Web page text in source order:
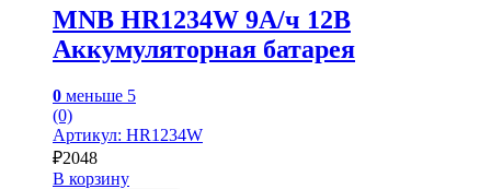
MNB HR1234W 9А/ч 12В
Аккумуляторная батарея
0 меньше 5
(0)
Артикул: HR1234W
₽2048
В корзину